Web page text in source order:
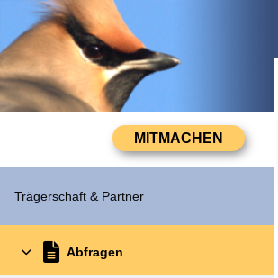
Trägerschaft & Partner
Abfragen